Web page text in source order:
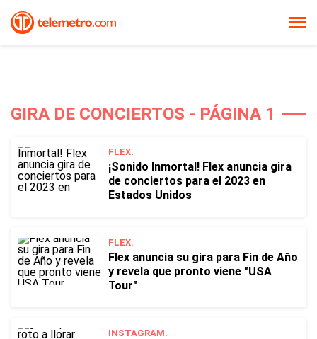
GIRA DE CONCIERTOS - PÁGINA 1
FLEX.
¡Sonido Inmortal! Flex anuncia gira
de conciertos para el 2023 en
Estados Unidos
FLEX.
Flex anuncia su gira para Fin de Año
y revela que pronto viene "USA
Tour"
INSTAGRAM.